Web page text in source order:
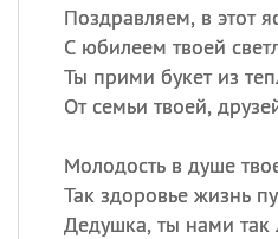
Поздравляем, в этот
С юбилеем твоей
Ты прими букет из
От семьи твоей,
Молодость в душе
Так здоровье жизнь
Дедушка, ты нами